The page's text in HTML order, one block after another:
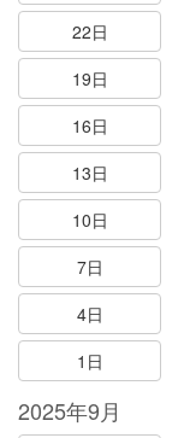
22日
19日
16日
13日
10日
7日
4日
1日
2025年9月